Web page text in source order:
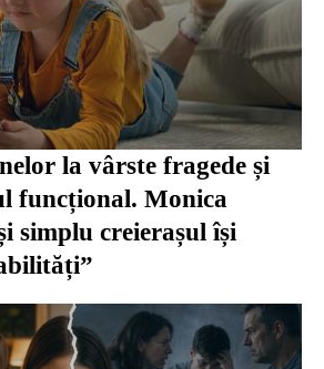
la vârste fragede și
funcțional. Monica
simplu creierașul își